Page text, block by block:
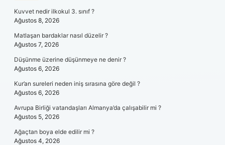
Kuvvet nedir ilkokul 3. sınıf ?
Ağustos 8, 2026
Matlaşan bardaklar nasıl düzelir ?
Ağustos 7, 2026
Düşünme üzerine düşünmeye ne denir ?
Ağustos 6, 2026
Kur’an sureleri neden iniş sırasına göre değil ?
Ağustos 6, 2026
Avrupa Birliği vatandaşları Almanya’da çalışabilir mi ?
Ağustos 5, 2026
Ağaçtan boya elde edilir mi ?
Ağustos 4, 2026